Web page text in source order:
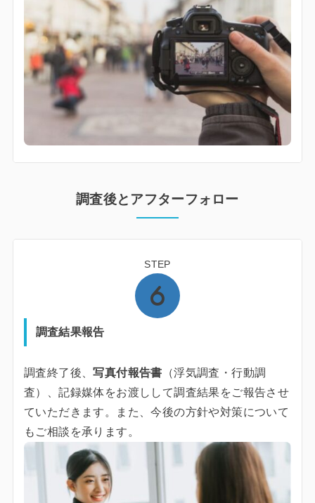
調査後とアフターフォロー
STEP
調査結果報告
調査終了後、写真付報告書 （浮気調査・行動調
査）、記録媒体をお渡しして調査結果をご報告させ
ていただきます。また、今後の方針や対策について
もご相談を承ります。